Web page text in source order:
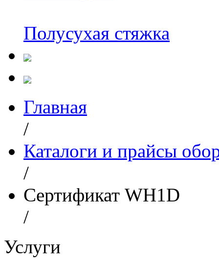
Полусухая стяжка
Главная
/
Каталоги и прайсы
/
Сертификат WH1D
/
Услуги